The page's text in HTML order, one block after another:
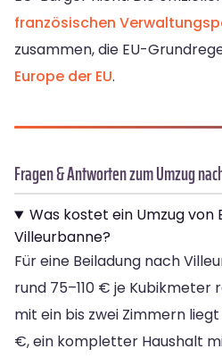
französischen
zusammen, die EU-
Europe der EU.
Fragen & Antworten zum Umzug
Was kostet ein Umzug von
Villeurbanne?
Für eine Beiladung nach
rund 75–110 € je Kubikmeter
mit ein bis zwei Zimmern
€, ein kompletter Haushalt